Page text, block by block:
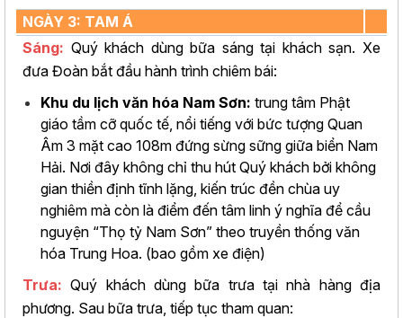
NGÀY 3: TAM Á
Sáng: Quý khách dùng bữa sáng tại khách sạn. Xe
đưa Đoàn bắt đầu hành trình chiêm bái:
Khu du lịch văn hóa Nam Sơn:trung tâm Phật
giáo tầm cỡ quốc tế, nổi tiếng với bức tượng Quan
Âm 3 mặt cao 108m đứng sừng sững giữa biển Nam
Hải. Nơi đây không chỉ thu hút Quý khách bởi không
gian thiền định tĩnh lặng, kiến trúc đền chùa uy
nghiêm mà còn là điểm đến tâm linh ý nghĩa để cầu
nguyện “Thọ tỷ Nam Sơn” theo truyền thống văn
hóa Trung Hoa. (bao gồm xe điện)
Trưa: Quý khách dùng bữa trưa tại nhà hàng địa
phương. Sau bữa trưa, tiếp tục tham quan: